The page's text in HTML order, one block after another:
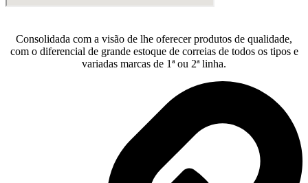
Consolidada com a visão de lhe oferecer produtos de qualidade,
com o diferencial de grande estoque de correias de todos os tipos e
variadas marcas de 1ª ou 2ª linha.